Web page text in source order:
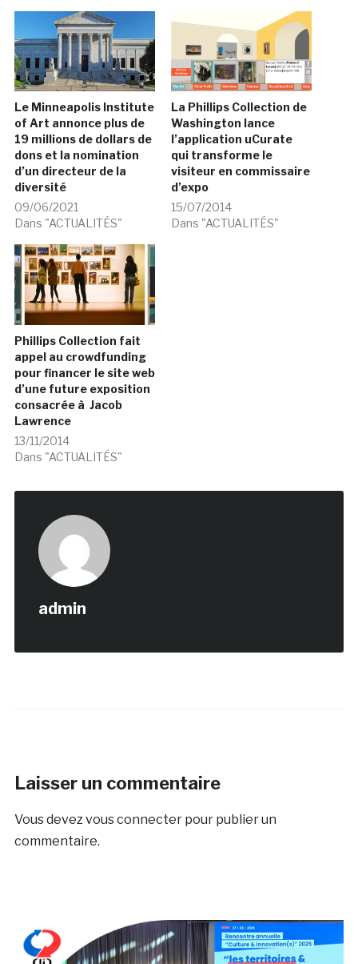
Le Minneapolis Institute
of Art annonce plus de
19 millions de dollars de
dons et la nomination
d’un directeur de la
diversité
09/06/2021
Dans "ACTUALITÉS"
La Phillips Collection de
Washington lance
l’application uCurate
qui transforme le
visiteur en commissaire
d’expo
15/07/2014
Dans "ACTUALITÉS"
Phillips Collection fait
appel au crowdfunding
pour financer le site web
d’une future exposition
consacrée à Jacob
Lawrence
13/11/2014
Dans "ACTUALITÉS"
admin
Laisser un commentaire
Vous devezvous connecterpour publier un
commentaire.